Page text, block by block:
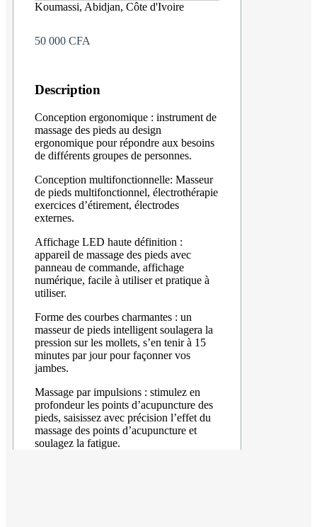
Koumassi, Abidjan, Côte d'Ivoire
50 000 CFA
Description
Conception ergonomique : instrument de
massage des pieds au design
ergonomique pour répondre aux besoins
de différents groupes de personnes.
Conception multifonctionnelle: Masseur
de pieds multifonctionnel, électrothérapie
exercices d’étirement, électrodes
externes.
Affichage LED haute définition :
appareil de massage des pieds avec
panneau de commande, affichage
numérique, facile à utiliser et pratique à
utiliser.
Forme des courbes charmantes : un
masseur de pieds intelligent soulagera la
pression sur les mollets, s’en tenir à 15
minutes par jour pour façonner vos
jambes.
Massage par impulsions : stimulez en
profondeur les points d’acupuncture des
pieds, saisissez avec précision l’effet du
massage des points d’acupuncture et
soulagez la fatigue.